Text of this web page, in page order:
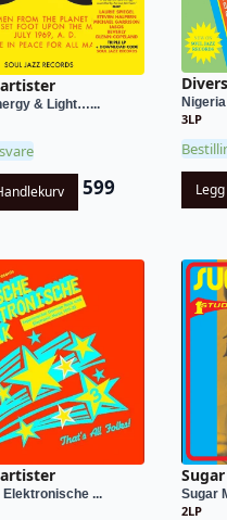
& Light…...
599
3LP
... Sugar
2LP